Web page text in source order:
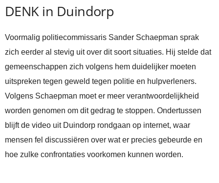
DENK in Duindorp
Voormalig politiecommissaris Sander Schaepman sprak
zich eerder al stevig uit over dit soort situaties. Hij stelde dat
gemeenschappen zich volgens hem duidelijker moeten
uitspreken tegen geweld tegen politie en hulpverleners.
Volgens Schaepman moet er meer verantwoordelijkheid
worden genomen om dit gedrag te stoppen. Ondertussen
blijft de video uit Duindorp rondgaan op internet, waar
mensen fel discussiëren over wat er precies gebeurde en
hoe zulke confrontaties voorkomen kunnen worden.